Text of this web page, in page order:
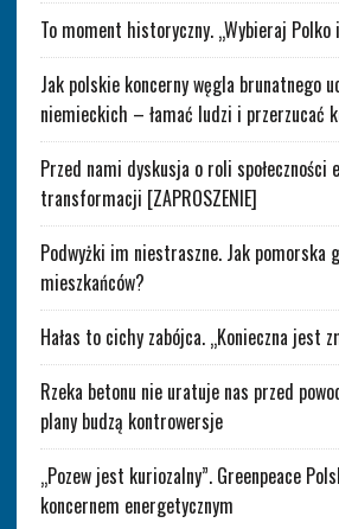
To moment historyczny. „Wybieraj Polko
Jak polskie koncerny węgla brunatnego
niemieckich – łamać ludzi i przerzucać
Przed nami dyskusja o roli społeczności
transformacji [ZAPROSZENIE]
Podwyżki im niestraszne. Jak pomorska
mieszkańców?
Hałas to cichy zabójca. „Konieczna jest
Rzeka betonu nie uratuje nas przed
plany budzą kontrowersje
„Pozew jest kuriozalny”. Greenpeace
koncernem energetycznym